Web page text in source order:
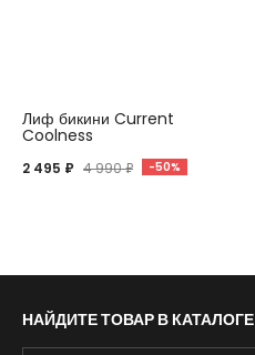
Лиф бикини Current
Coolness
2 495 ₽ 4 990 ₽ -50%
НАЙДИТЕ ТОВАР В КАТАЛОГЕ